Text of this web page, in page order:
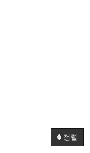
정렬